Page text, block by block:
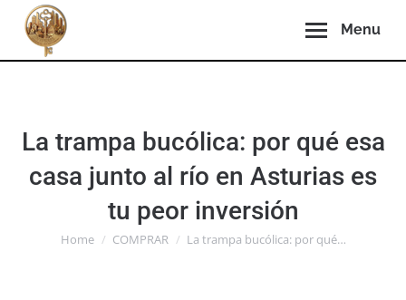
Menu
La trampa bucólica: por qué esa
casa junto al río en Asturias es
tu peor inversión
You are here:
Home COMPRAR La trampa bucólica: por qué…